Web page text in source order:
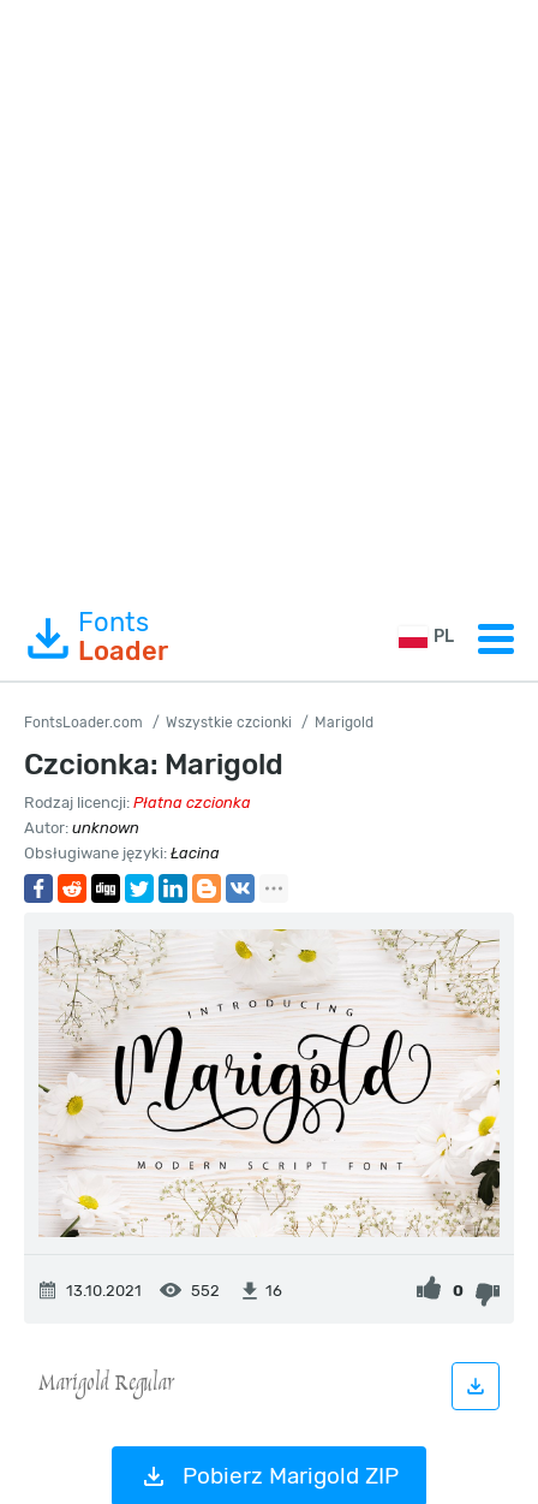
Fonts
Loader
PL
FontsLoader.com Wszystkie czcionki Marigold
Czcionka: Marigold
Rodzaj licencji: Płatna czcionka
Autor: unknown
Obsługiwane języki: Łacina
13.10.2021 552 16 0
Pobierz Marigold ZIP